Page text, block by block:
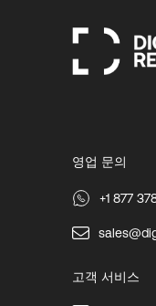
영업 문의
+1 877
고객 서비스